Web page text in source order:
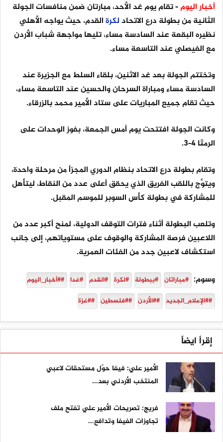
أخبار اليوم- تقام يوم غد الأحد، مبارتان ضمن منافسات الجولة
الثانية من بطولة درع الاتحادلكرةالقدم، حيث يواجه الأهلي
نظيره البقعة عند السادسة مساء، تليها مواجهة شباب الأردن
مع الفيصلي عند التاسعة مساء.
وتختتم الجولة بعد غد الاثنين، بلقاء السلط مع الجزيرة عند
السادسة مساء ومباراة السرحان والحسين عند التاسعة مساء،
حيث تقام جميع المباريات على ستاد الأمير محمد بالزرقاء.
وكانت الجولة افتتحت يوم أمس الجمعة، بفوز الوحدات على
الرمثا 4-3.
وتقام بطولة درع الاتحاد بنظام الدوري المجزأ من مرحلة واحدة،
ويتوَّج باللقب الفريق الذي يحقق أعلى عدد من النقاط، ليتأهل
للمشاركة في بطولة كأس السوبر للموسم المقبل.
وتلعب البطولة أثناء فترات التوقف الدولية، لمنح أكبر عدد من
اللاعبين فرصة المشاركة والوقوف على مستوياتهم، إلى جانب
استكشاف لاعبين جدد من الفئات العمرية.
وسوم: #مباراتان #ببطولة #لكرة #القدم #غدا ##أخبار_اليوم
##الإعلام_الجديد ##الأردن ##فلسطين ##غزة
إقرأ ايضاً
الأمير علي: فيفا حوّل مستحقات لاعبي
المنتخب الأردني بعد...
فريج: تصريحات الأمير علي تفتح ملف
تجاوزات الفيفا وتدافع...